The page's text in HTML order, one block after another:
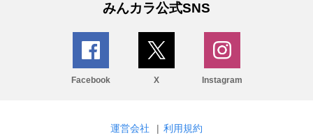
みんカラ公式SNS
Facebook X Instagram
運営会社 | 利用規約